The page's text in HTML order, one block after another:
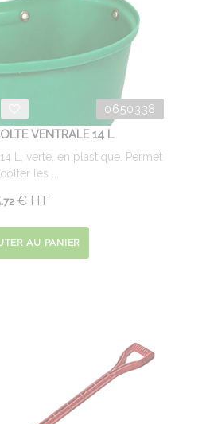
0650338
VENTRALE 14 L
L, verte, en plastique. Permet
les ...
72 €HT
AU PANIER